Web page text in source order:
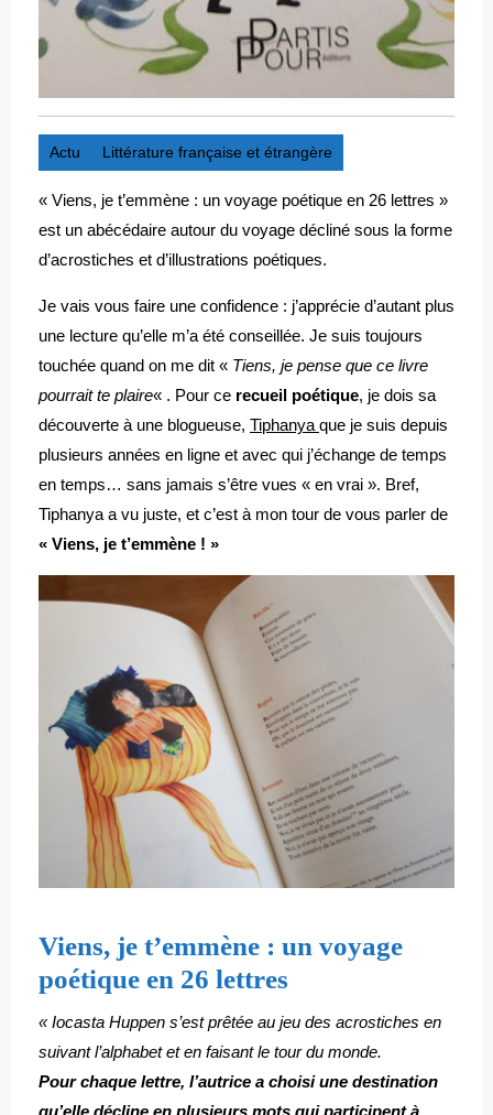
Actu Littérature française et étrangère
« Viens, je t’emmène : un voyage poétique en 26 lettres »
est un abécédaire autour du voyage décliné sous la forme
d’acrostiches et d’illustrations poétiques.
Je vais vous faire une confidence : j’apprécie d’autant plus
une lecture qu’elle m’a été conseillée. Je suis toujours
touchée quand on me dit « Tiens, je pense que ce livre
pourrait te plaire« . Pour ce recueil poétique, je dois sa
découverte à une blogueuse, Tiphanya que je suis depuis
plusieurs années en ligne et avec qui j’échange de temps
en temps… sans jamais s’être vues « en vrai ». Bref,
Tiphanya a vu juste, et c’est à mon tour de vous parler de
« Viens, je t’emmène ! »
Viens, je t’emmène : un voyage
poétique en 26 lettres
« Iocasta Huppen s’est prêtée au jeu des acrostiches en
suivant l’alphabet et en faisant le tour du monde.
Pour chaque lettre, l’autrice a choisi une destination
qu’elle décline en plusieurs mots qui participent à